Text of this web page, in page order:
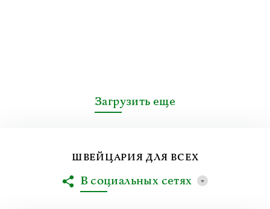
Загрузить еще
ШВЕЙЦАРИЯ ДЛЯ ВСЕХ
В социальных сетях